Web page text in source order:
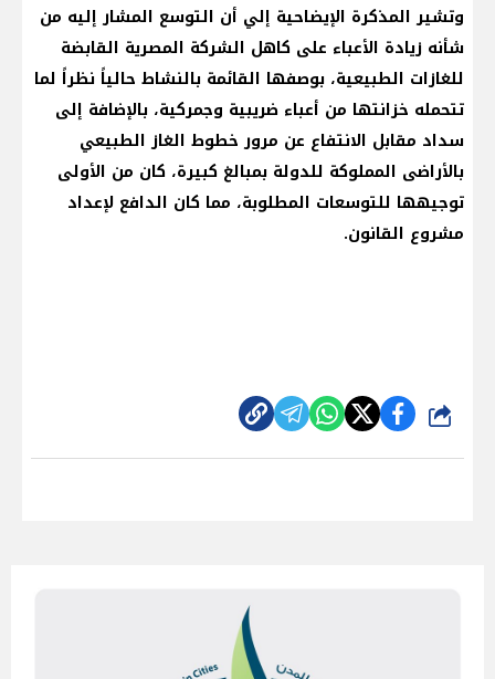
وتشير المذكرة الإيضاحية إلي أن التوسع المشار إليه من
شأنه زيادة الأعباء على كاهل الشركة المصرية القابضة
للغازات الطبيعية، بوصفها القائمة بالنشاط حالياً نظراً لما
تتحمله خزانتها من أعباء ضريبية وجمركية، بالإضافة إلى
سداد مقابل الانتفاع عن مرور خطوط الغاز الطبيعي
بالأراضى المملوكة للدولة بمبالغ كبيرة، كان من الأولى
توجيهها للتوسعات المطلوبة، مما كان الدافع لإعداد
مشروع القانون.
شارك